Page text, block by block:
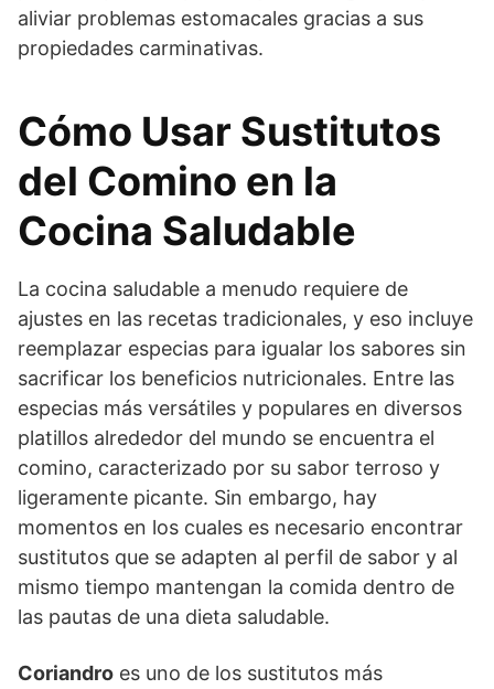
aliviar problemas estomacales gracias a sus
propiedades carminativas.
Cómo Usar Sustitutos
del Comino en la
Cocina Saludable
La cocina saludable a menudo requiere de
ajustes en las recetas tradicionales, y eso incluye
reemplazar especias para igualar los sabores sin
sacrificar los beneficios nutricionales. Entre las
especias más versátiles y populares en diversos
platillos alrededor del mundo se encuentra el
comino, caracterizado por su sabor terroso y
ligeramente picante. Sin embargo, hay
momentos en los cuales es necesario encontrar
sustitutos que se adapten al perfil de sabor y al
mismo tiempo mantengan la comida dentro de
las pautas de una dieta saludable.
Coriandro es uno de los sustitutos más